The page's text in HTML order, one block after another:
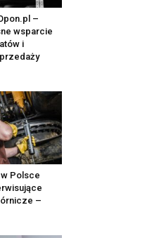
–
wsparcie
i
Polsce
–